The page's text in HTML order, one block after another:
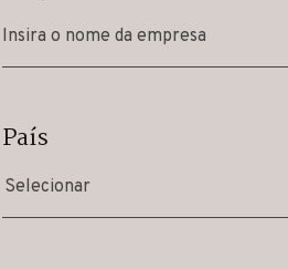
País
Selecionar